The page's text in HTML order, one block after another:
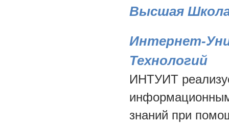
Высшая
Интернет-
Технологий
ИНТУИТ
знаний при